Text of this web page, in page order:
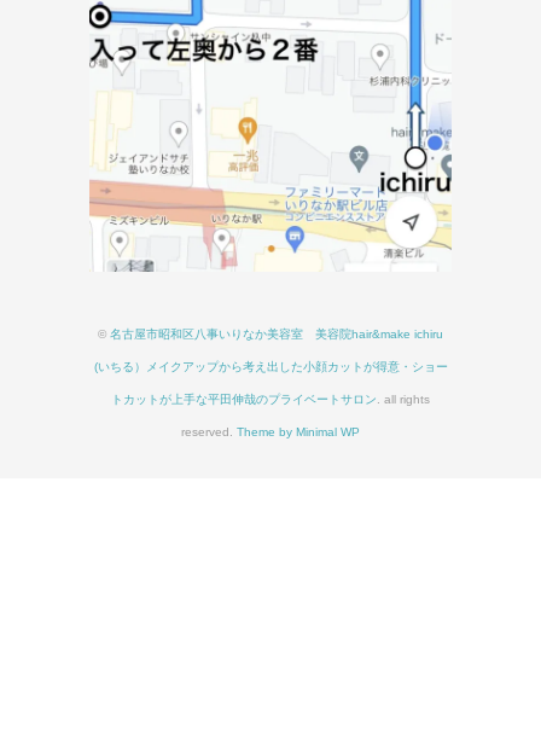
© 名古屋市昭和区八事いりなか美容室 美容院hair&make ichiru
(いちる）メイクアップから考え出した小顔カットが得意・ショー
トカットが上手な平田伸哉のプライベートサロン . all rights
reserved. Theme by Minimal WP